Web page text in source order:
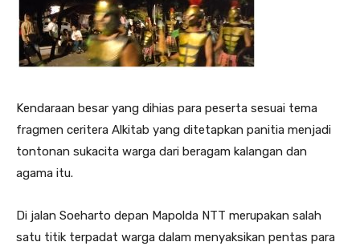
Kendaraan besar yang dihias para peserta sesuai tema
fragmen ceritera Alkitab yang ditetapkan panitia menjadi
tontonan sukacita warga dari beragam kalangan dan
agama itu.
Di jalan Soeharto depan Mapolda NTT merupakan salah
satu titik terpadat warga dalam menyaksikan pentas para